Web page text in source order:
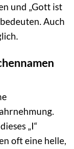
und „Gott ist
Auch
„I“
oft eine helle,